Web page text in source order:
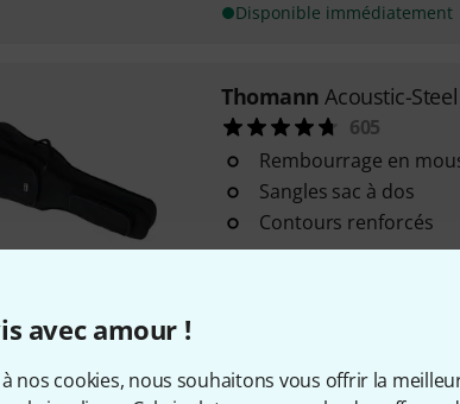
avec amour !
nos cookies, nous souhaitons vous offrir la
Disponible immédiatement
Thomann Acoustic-
605
Rembourrage en
Sangles sac à dos
Contours renforcés
29